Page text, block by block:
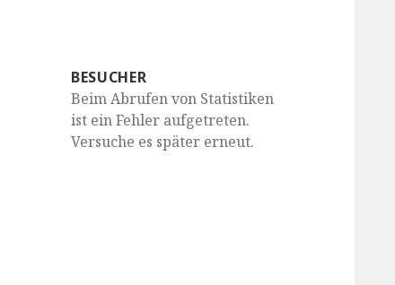
BESUCHER
Beim Abrufen von Statistiken
ist ein Fehler aufgetreten.
Versuche es später erneut.